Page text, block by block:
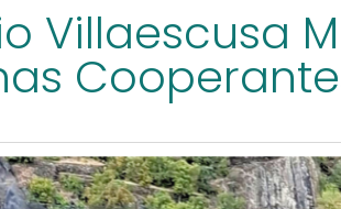
Villaescusa